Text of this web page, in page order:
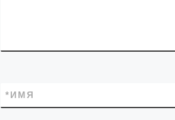
ИМЯ
*